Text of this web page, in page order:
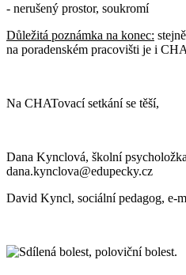
- nerušený prostor, soukromí
Důležitá poznámka na konec:
na poradenském pracovišti je i
Na CHATovací setkání se těší,
Dana Kynclová, školní
dana.kynclova@edupecky.cz
David Kyncl, sociální pedagog, e-